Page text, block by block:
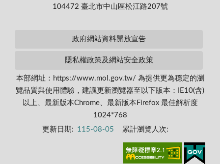
104472 臺北市中山區松江路207號
政府網站資料開放宣告
隱私權政策及網站安全政策
本部網址：https://www.mol.gov.tw/ 為提供更為穩定的瀏
覽品質與使用體驗，建議更新瀏覽器至以下版本：IE10(含)
以上、最新版本Chrome、最新版本Firefox 最佳解析度
1024*768
更新日期: 115-08-05 累計瀏覽人次: